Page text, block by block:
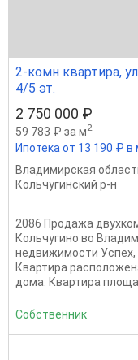
2-комн квартира,
4/5 эт.
2 750 000 ₽
59 783 ₽ за м2
Ипотека от 13 190 ₽ в
Владимирская
Кольчугинский р-н
2086 Продажа
Кольчугино во
недвижимости Успех,
Квартира
дома. Квартира
Собственник